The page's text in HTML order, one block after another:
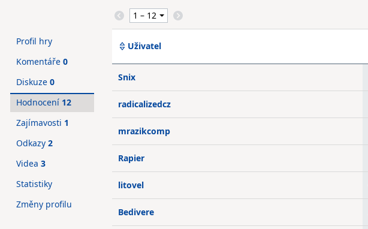
Uživatel
Snix
radicalizedcz
mrazikcomp
Rapier
litovel
Bedivere
Profil hry
Komentáře 0
Diskuze 0
Hodnocení 12
Zajímavosti 1
Odkazy 2
Videa 3
Statistiky
Změny profilu